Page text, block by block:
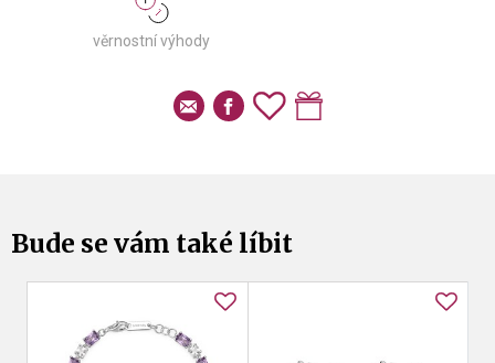
věrnostní výhody
Bude se vám také líbit